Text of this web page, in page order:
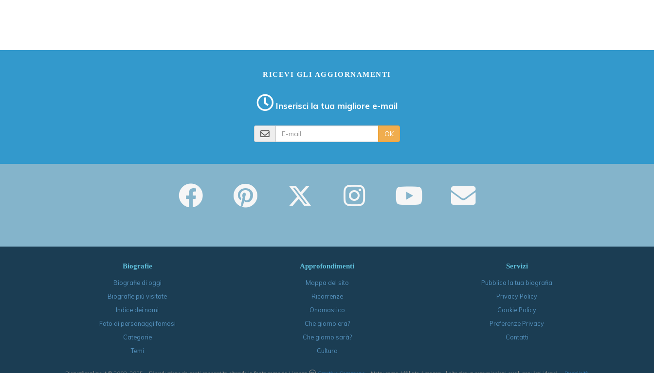
RICEVI GLI AGGIORNAMENTI
Inserisci la tua migliore e-mail
OK
Biografie
Biografie di oggi
Biografie più visitate
Indice dei nomi
Foto di personaggi famosi
Categorie
Temi
Approfondimenti
Mappa del sito
Ricorrenze
Onomastico
Che giorno era?
Che giorno sarà?
Cultura
Servizi
Pubblica la tua biografia
Privacy Policy
Cookie Policy
Preferenze Privacy
Contatti